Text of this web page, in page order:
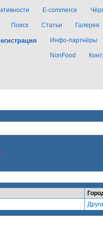
E-commerce
Поиск Статьи Галерея
Инфо-партнёры
NonFood